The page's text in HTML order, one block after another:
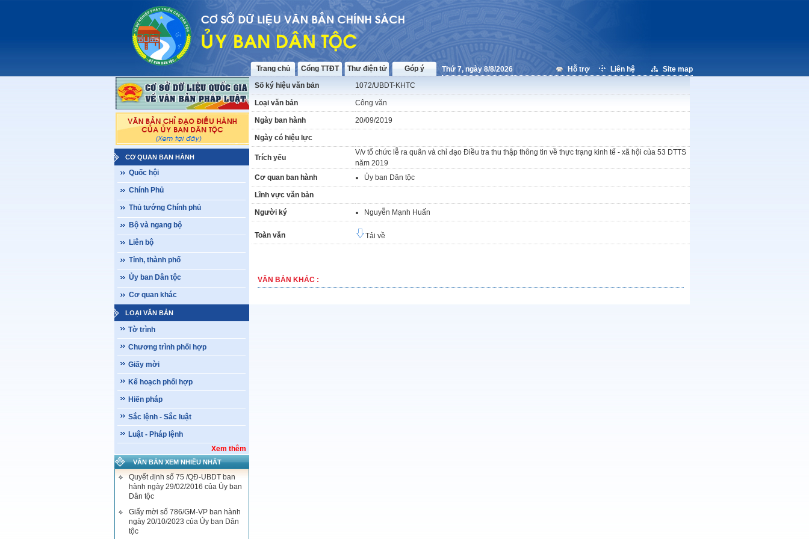
Trang chủ Cổng TTĐT Thư điện tử Góp ý Thứ 7, ngày 8/8/2026 Hỗ trợ Liên hệ Site map
CƠ QUAN BAN HÀNH
Quốc hội
Chính Phủ
Thủ tướng Chính phủ
Bộ và ngang bộ
Liên bộ
Tỉnh, thành phố
Ủy ban Dân tộc
Cơ quan khác
LOẠI VĂN BẢN
Tờ trình
Chương trình phối hợp
Giấy mời
Kế hoạch phối hợp
Hiến pháp
Sắc lệnh - Sắc luật
Luật - Pháp lệnh
Xem thêm
VĂN BẢN XEM NHIỀU NHẤT
Quyết định số 75 /QĐ-UBDT ban
hành ngày 29/02/2016 của Ủy ban
Dân tộc
Giấy mời số 786/GM-VP ban hành
ngày 20/10/2023 của Ủy ban Dân
tộc
Số ký hiệu văn bản 1072/UBDT-KHTC
Loại văn bản Công văn
Ngày ban hành 20/09/2019
Ngày có hiệu lực
Trích yếu
V/v tổ chức lễ ra quân và chỉ đạo Điều tra thu thập thông tin về thực trạng kinh tế - xã hội của 53 DTTS
năm 2019
Cơ quan ban hành
Ủy ban Dân tộc
Lĩnh vực văn bản
Người ký Nguyễn Mạnh Huấn
Toàn văn Tải về
VĂN BẢN KHÁC :